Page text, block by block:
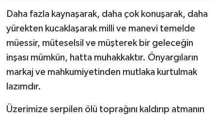
Daha fazla kaynaşarak, daha çok konuşarak, daha
yürekten kucaklaşarak milli ve manevi temelde
müessir, müteselsil ve müşterek bir geleceğin
inşası mümkün, hatta muhakkaktır. Önyargıların
markaj ve mahkumiyetinden mutlaka kurtulmak
lazımdır.
Üzerimize serpilen ölü toprağını kaldırıp atmanın
Ulusal